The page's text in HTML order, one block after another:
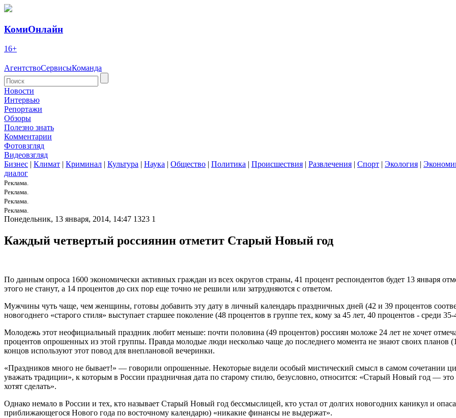
КомиОнлайн
16+
АгентствоСервисыКоманда
Новости
Интервью
Репортажи
Обзоры
Полезно знать
Комментарии
Фотовзгляд
Видеовзгляд
Бизнес | Климат | Криминал | Культура | Наука | Общество | Политика | Происшествия | Развлечения | Спорт | Экология |
диалог
Реклама.
Реклама.
Реклама.
Реклама.
Понедельник, 13 января, 2014, 14:47 1323 1
Каждый четвертый россиянин отметит Старый Новый год
По данным опроса 1600 экономически активных граждан из всех округов страны, 41 процент респондентов будет 13 января
этого не станут, а 14 процентов до сих пор еще точно не решили или затрудняются с ответом.
Мужчины чуть чаще, чем женщины, готовы добавить эту дату в личный календарь праздничных дней (42 и 39 процентов
новогоднего «старого стиля» выступает старшее поколение (48 процентов в группе тех, кому за 45 лет, 40 процентов - среди
Молодежь этот неофициальный праздник любит меньше: почти половина (49 процентов) россиян моложе 24 лет не хочет
процентов опрошенных из этой группы. Правда молодые люди несколько чаще до последнего момента не знают своих
концов используют этот повод для внеплановой вечеринки.
«Праздников много не бывает!» — говорили опрошенные. Некоторые видели особый мистический смысл в самом
уважать традиции», к которым в России праздничная дата по старому стилю, безусловно, относится: «Старый Новый год —
хотят сделать».
Однако немало в России и тех, кто называет Старый Новый год бессмыслицей, кто устал от долгих новогодних каникул и
приближающегося Нового года по восточному календарю) «никакие финансы не выдержат».